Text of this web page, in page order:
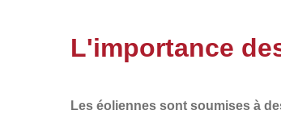
L'importance
Les éoliennes sont soumises à